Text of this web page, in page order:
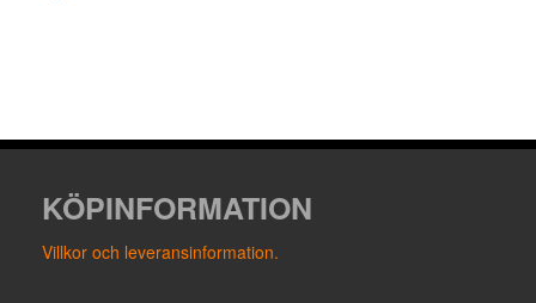
KÖPINFORMATION
Villkor och leveransinformation.